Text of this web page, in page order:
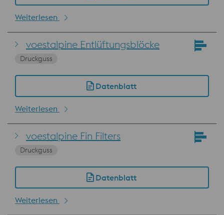
Weiterlesen
voestalpine Entlüftungsblöcke
Druckguss
Datenblatt
Weiterlesen
voestalpine Fin Filters
Druckguss
Datenblatt
Weiterlesen